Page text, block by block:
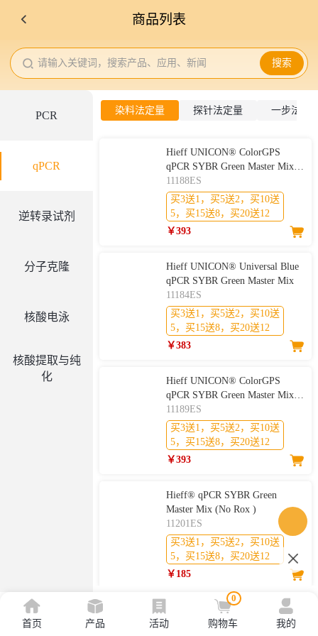
商品列表
请输入关键词，搜索产品、应用、新闻 搜索
PCR
qPCR
逆转录试剂
分子克隆
核酸电泳
核酸提取与纯
化
染料法定量 探针法定量 一步法反
Hieff UNICON® ColorGPS
qPCR SYBR Green Master Mix
(No Rox)
11188ES
买3送1，买5送2，买10送
5，买15送8，买20送12
￥393
Hieff UNICON® Universal Blue
qPCR SYBR Green Master Mix
11184ES
买3送1，买5送2，买10送
5，买15送8，买20送12
￥383
Hieff UNICON® ColorGPS
qPCR SYBR Green Master Mix
(Low Rox)
11189ES
买3送1，买5送2，买10送
5，买15送8，买20送12
￥393
Hieff® qPCR SYBR Green
Master Mix (No Rox )
11201ES
买3送1，买5送2，买10送
5，买15送8，买20送12
￥185
Hieff® qPCR SYBR Green
Master Mix (Low Rox Plus)
首页 产品 活动
0
购物车 我的